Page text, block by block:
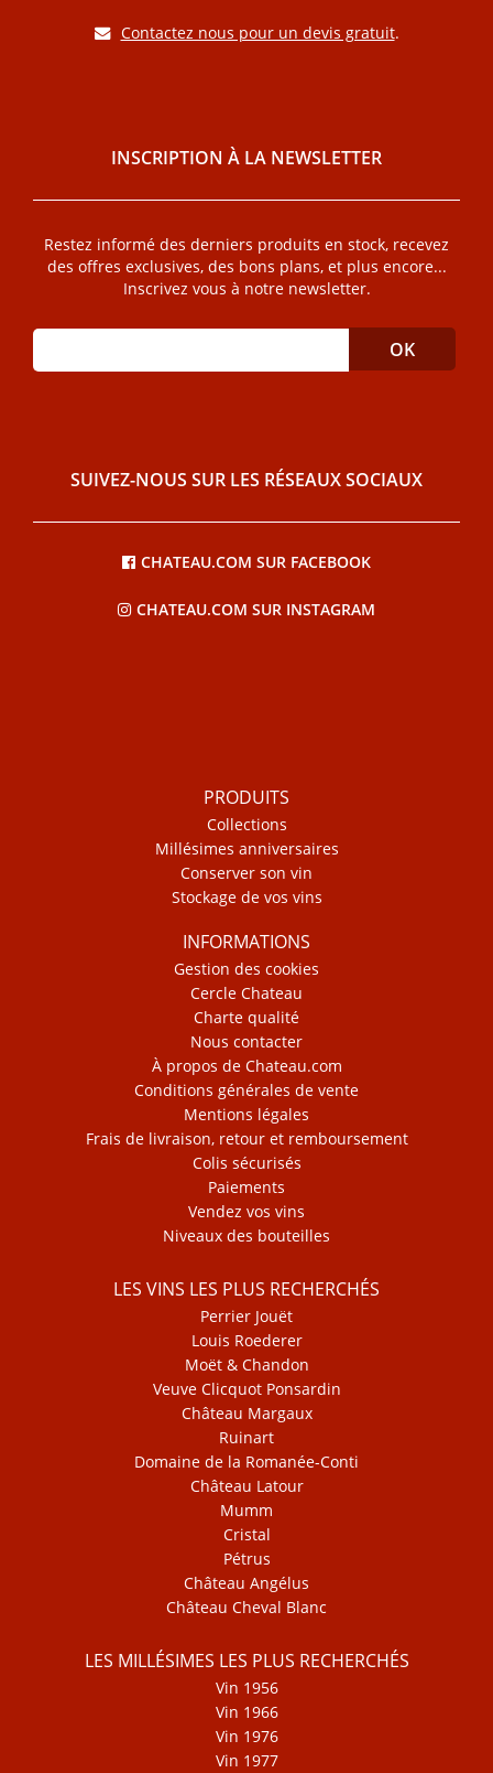
Contactez nous pour un devis gratuit.
INSCRIPTION À LA NEWSLETTER
Restez informé des derniers produits en stock, recevez
des offres exclusives, des bons plans, et plus encore...
Inscrivez vous à notre newsletter.
SUIVEZ-NOUS SUR LES RÉSEAUX SOCIAUX
CHATEAU.COM SUR FACEBOOK
CHATEAU.COM SUR INSTAGRAM
PRODUITS
Collections
Millésimes anniversaires
Conserver son vin
Stockage de vos vins
INFORMATIONS
Gestion des cookies
Cercle Chateau
Charte qualité
Nous contacter
À propos de Chateau.com
Conditions générales de vente
Mentions légales
Frais de livraison, retour et remboursement
Colis sécurisés
Paiements
Vendez vos vins
Niveaux des bouteilles
LES VINS LES PLUS RECHERCHÉS
Perrier Jouët
Louis Roederer
Moët & Chandon
Veuve Clicquot Ponsardin
Château Margaux
Ruinart
Domaine de la Romanée-Conti
Château Latour
Mumm
Cristal
Pétrus
Château Angélus
Château Cheval Blanc
LES MILLÉSIMES LES PLUS RECHERCHÉS
Vin 1956
Vin 1966
Vin 1976
Vin 1977